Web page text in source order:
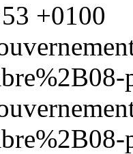
+0100